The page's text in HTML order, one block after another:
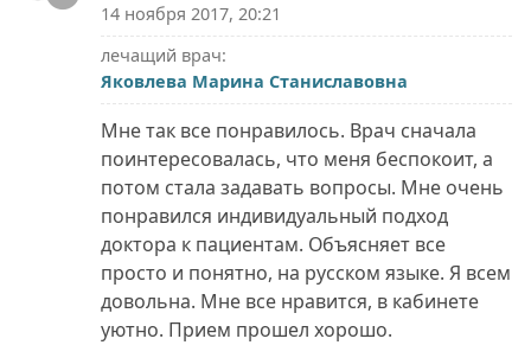
14 ноября 2017, 20:21
лечащий врач:
Яковлева Марина Станиславовна
Мне так все понравилось. Врач сначала
поинтересовалась, что меня беспокоит, а
потом стала задавать вопросы. Мне очень
понравился индивидуальный подход
доктора к пациентам. Объясняет все
просто и понятно, на русском языке. Я всем
довольна. Мне все нравится, в кабинете
уютно. Прием прошел хорошо.